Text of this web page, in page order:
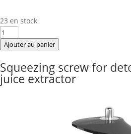
23 en stock
quantité
de
screw
for
detoximix
Ajouter au panier
Squeezing screw for
juice extractor